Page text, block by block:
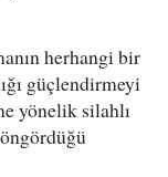
herhangi bir
güçlendirmeyi
yönelik silahlı
öngördüğü